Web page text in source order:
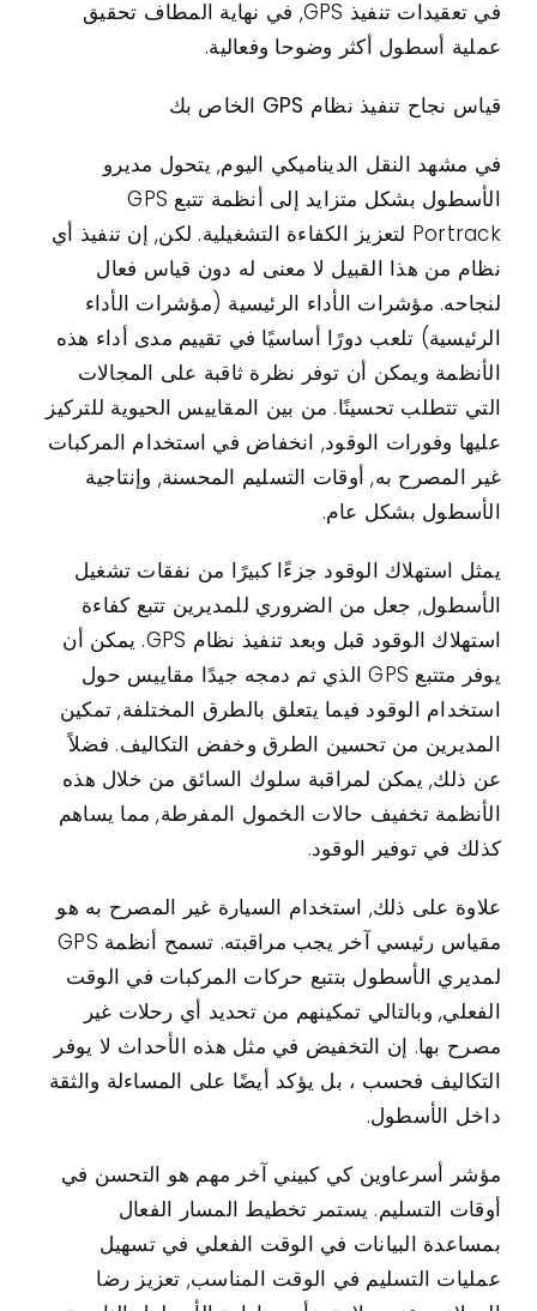
في تعقيدات تنفيذ GPS, في نهاية المطاف تحقيق
عملية أسطول أكثر وضوحا وفعالية.
قياس نجاح تنفيذ نظام GPS الخاص بك
في مشهد النقل الديناميكي اليوم, يتحول مديرو
الأسطول بشكل متزايد إلى أنظمة تتبع GPS
Portrack لتعزيز الكفاءة التشغيلية. لكن, إن تنفيذ أي
نظام من هذا القبيل لا معنى له دون قياس فعال
لنجاحه. مؤشرات الأداء الرئيسية (مؤشرات الأداء
الرئيسية) تلعب دورًا أساسيًا في تقييم مدى أداء هذه
الأنظمة ويمكن أن توفر نظرة ثاقبة على المجالات
التي تتطلب تحسينًا. من بين المقاييس الحيوية للتركيز
عليها وفورات الوقود, انخفاض في استخدام المركبات
غير المصرح به, أوقات التسليم المحسنة, وإنتاجية
الأسطول بشكل عام.
يمثل استهلاك الوقود جزءًا كبيرًا من نفقات تشغيل
الأسطول, جعل من الضروري للمديرين تتبع كفاءة
استهلاك الوقود قبل وبعد تنفيذ نظام GPS. يمكن أن
يوفر متتبع GPS الذي تم دمجه جيدًا مقاييس حول
استخدام الوقود فيما يتعلق بالطرق المختلفة, تمكين
المديرين من تحسين الطرق وخفض التكاليف. فضلاً
عن ذلك, يمكن لمراقبة سلوك السائق من خلال هذه
الأنظمة تخفيف حالات الخمول المفرطة, مما يساهم
كذلك في توفير الوقود.
علاوة على ذلك, استخدام السيارة غير المصرح به هو
مقياس رئيسي آخر يجب مراقبته. تسمح أنظمة GPS
لمديري الأسطول بتتبع حركات المركبات في الوقت
الفعلي, وبالتالي تمكينهم من تحديد أي رحلات غير
مصرح بها. إن التخفيض في مثل هذه الأحداث لا يوفر
التكاليف فحسب ، بل يؤكد أيضًا على المساءلة والثقة
داخل الأسطول.
مؤشر أسرعاوين كي كبيني آخر مهم هو التحسن في
أوقات التسليم. يستمر تخطيط المسار الفعال
بمساعدة البيانات في الوقت الفعلي في تسهيل
عمليات التسليم في الوقت المناسب, تعزيز رضا